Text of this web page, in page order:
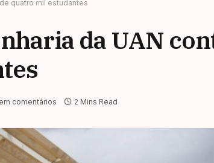
quatro mil estudantes
da UAN
comentários 2 Mins Read